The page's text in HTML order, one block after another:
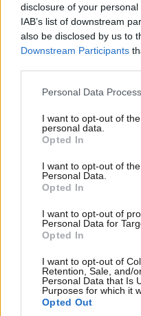
disclosure of your
IAB’s list of downstream
also be disclosed by us to
Downstream Participants
Please note that this
not limited to your visit or
grant or deny consent to
use your data for below
consent section.
Personal Data
I want to opt-out of
personal data.
Opted In
I want to opt-out of
Personal Data.
Opted In
I want to opt-out of
Personal Data for
Opted In
I want to opt-out of
Retention, Sale, and/
Personal Data that Is
Purposes for which it
Opted Out
ΣΧΌΛΙΑ